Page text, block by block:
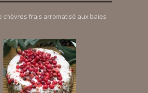
chèvres frais arromatisé aux baies